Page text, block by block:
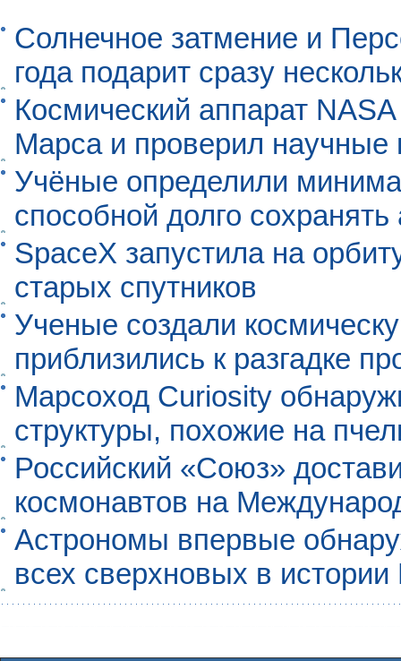
Солнечное затмение и
года подарит сразу
Космический аппарат
Марса и проверил научные
Учёные определили
способной долго
SpaceX запустила на
старых спутников
Ученые создали
приблизились к разгадке
Марсоход Curiosity
структуры, похожие на
Российский «Союз»
космонавтов на
Астрономы впервые
всех сверхновых в